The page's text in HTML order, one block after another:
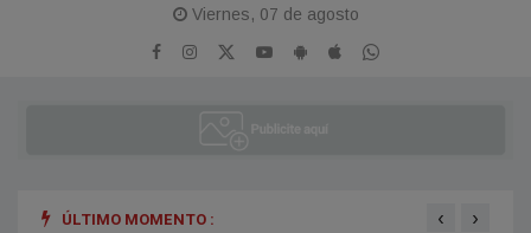
Viernes, 07 de agosto
ÚLTIMO MOMENTO : ‹ ›